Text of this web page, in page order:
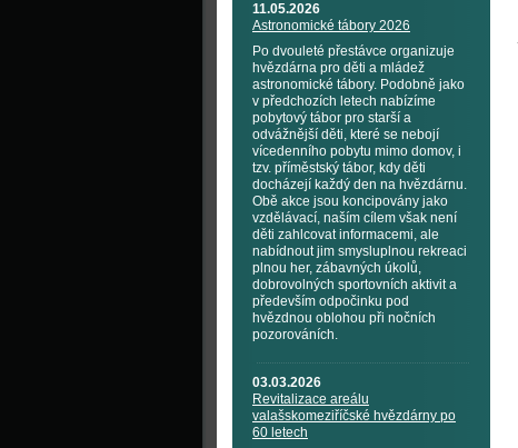
11.05.2026
Astronomické tábory 2026
Po dvouleté přestávce organizuje
hvězdárna pro děti a mládež
astronomické tábory. Podobně jako
v předchozích letech nabízíme
pobytový tábor pro starší a
odvážnější děti, které se nebojí
vícedenního pobytu mimo domov, i
tzv. příměstský tábor, kdy děti
docházejí každý den na hvězdárnu.
Obě akce jsou koncipovány jako
vzdělávací, naším cílem však není
děti zahlcovat informacemi, ale
nabídnout jim smysluplnou rekreaci
plnou her, zábavných úkolů,
dobrovolných sportovních aktivit a
především odpočinku pod
hvězdnou oblohou při nočních
pozorováních.
03.03.2026
Revitalizace areálu
valašskomeziříčské hvězdárny po
60 letech